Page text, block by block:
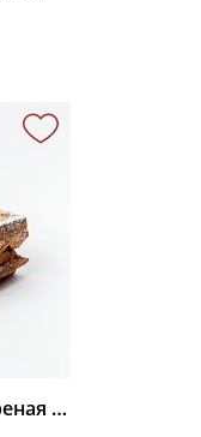
Вафли ЛЯ-ЛЯ-ФА (вареная сгущенка) 3 кг